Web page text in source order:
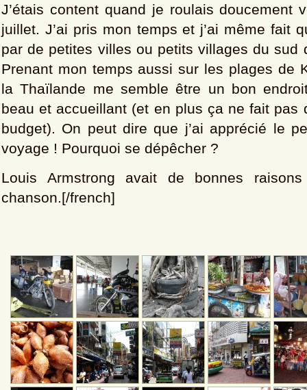
J’étais content quand je roulais doucement
juillet. J’ai pris mon temps et j’ai même fait
par de petites villes ou petits villages du sud
Prenant mon temps aussi sur les plages de
la Thaïlande me semble être un bon
beau et accueillant (et en plus ça ne fait pas
budget). On peut dire que j’ai apprécié le
voyage ! Pourquoi se dépêcher ?
Louis Armstrong avait de bonnes
chanson.[/french]